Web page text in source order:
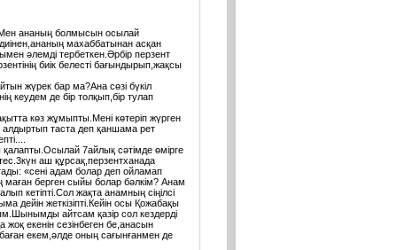
ананың болмысын осылай
махаббатынан асқан
әлемді тербеткен.Әрбір перзент
биік белесті бағындырып,жақсы
жүрек бар ма?Ана сөзі бүкіл
кеудем де бір толқып,бір тулап
көз жұмыпты.Мені көтеріп жүрген
алдыртып таста деп қаншама рет
қалапты.Осылай 7айлық сәтімде өмірге
аш құрсақ,перзентханада
«сені адам болар деп ойламап
маған берген сыйы болар бәлкім? Анам
кетіпті.Сол жақта анамның сіңілсі
дейін жеткізіпті.Кейін осы Қожабақы
айтсам қазір сол кездерді
екенін сезінбеген бе,анасын
екем,әлде оның сағынғанмен де